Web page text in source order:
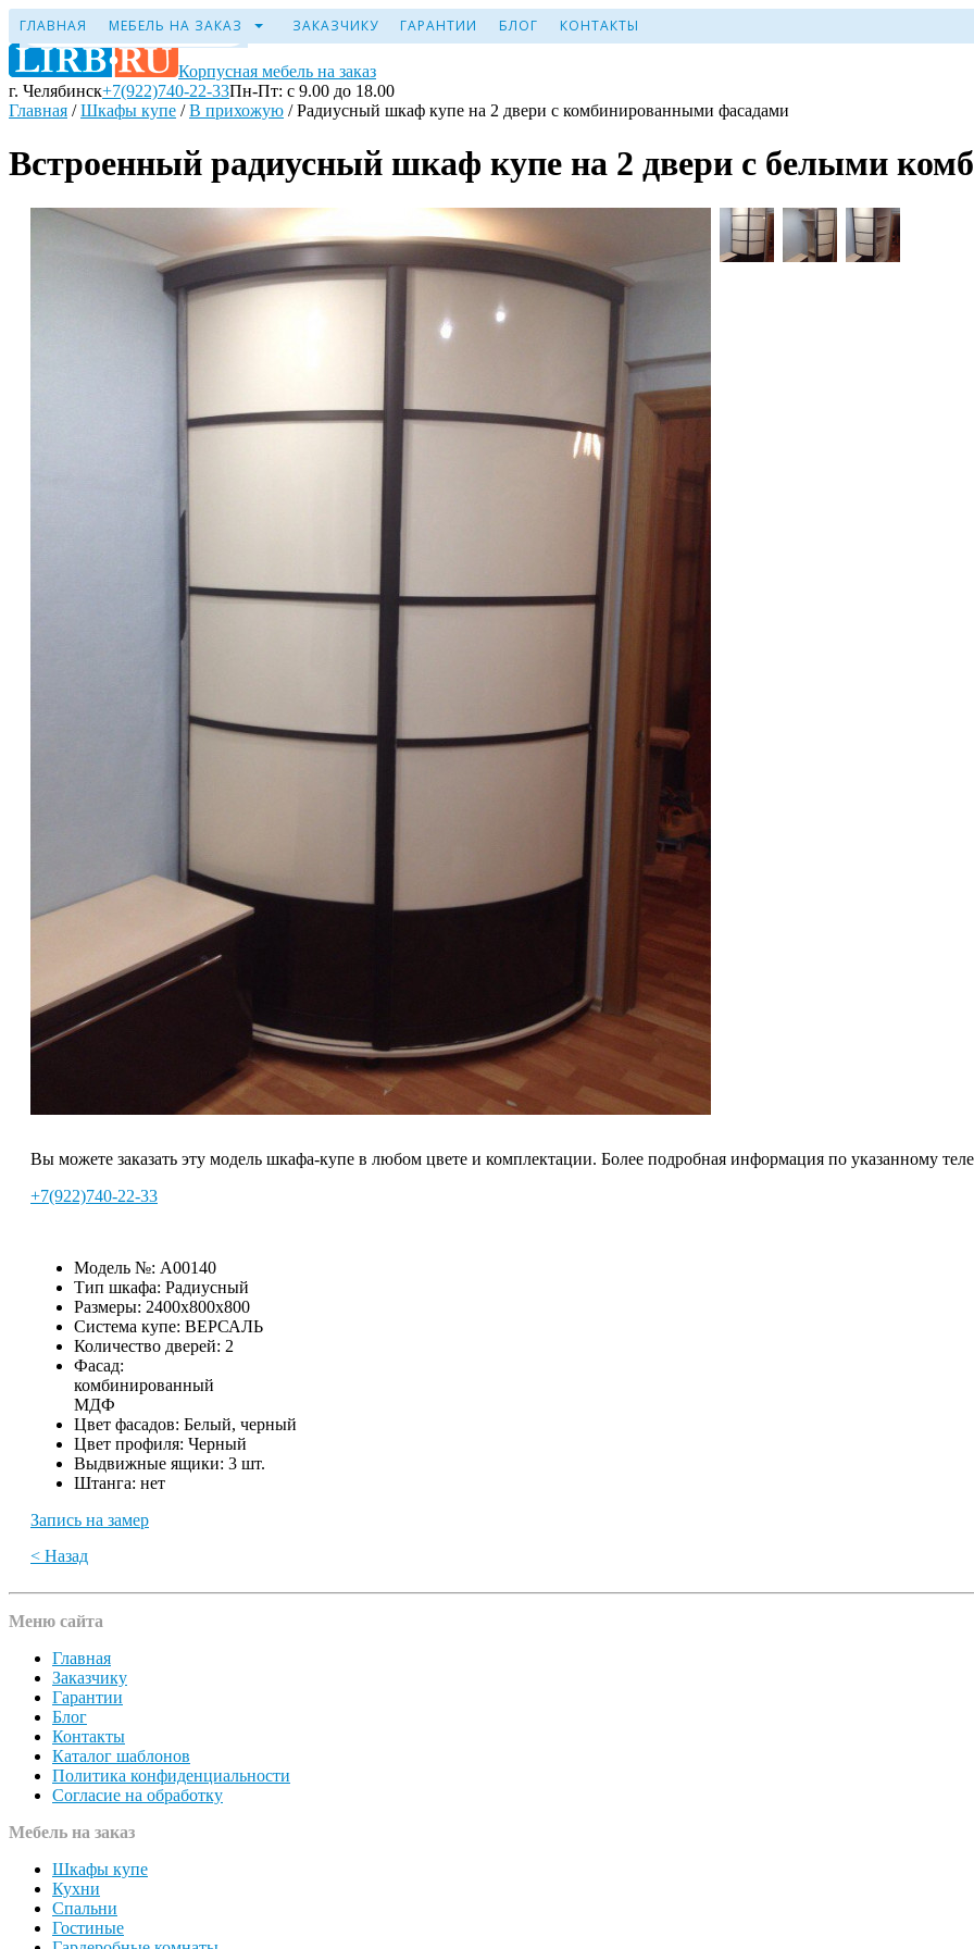
ГЛАВНАЯ МЕБЕЛЬ НА ЗАКАЗ ЗАКАЗЧИКУ ГАРАНТИИ БЛОГ КОНТАКТЫ
Корпусная мебель на заказ
г. Челябинск+7(922)740-22-33Пн-Пт: с 9.00 до 18.00
Главная /Шкафы купе /В прихожую /Радиусный шкаф купе на 2 двери с комбинированными фасадами
Встроенный радиусный шкаф купе на 2 двери с белыми
Вы можете заказать эту модель шкафа-купе в любом цвете и комплектации. Более подробная информация по указанному
+7(922)740-22-33
Модель №: A00140
Тип шкафа: Радиусный
Размеры: 2400х800х800
Система купе: ВЕРСАЛЬ
Количество дверей: 2
Фасад:
комбинированный
МДФ
Цвет фасадов: Белый, черный
Цвет профиля: Черный
Выдвижные ящики: 3 шт.
Штанга: нет
Запись на замер
< Назад
Меню сайта
Главная
Заказчику
Гарантии
Блог
Контакты
Каталог шаблонов
Политика конфиденциальности
Согласие на обработку
Мебель на заказ
Шкафы купе
Кухни
Спальни
Гостиные